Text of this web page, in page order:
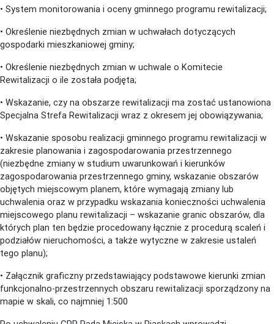
• System monitorowania i oceny gminnego programu rewitalizacji;
• Określenie niezbędnych zmian w uchwałach dotyczących
gospodarki mieszkaniowej gminy;
• Określenie niezbędnych zmian w uchwale o Komitecie
Rewitalizacji o ile została podjęta;
• Wskazanie, czy na obszarze rewitalizacji ma zostać ustanowiona
Specjalna Strefa Rewitalizacji wraz z okresem jej obowiązywania;
• Wskazanie sposobu realizacji gminnego programu rewitalizacji w
zakresie planowania i zagospodarowania przestrzennego
(niezbędne zmiany w studium uwarunkowań i kierunków
zagospodarowania przestrzennego gminy, wskazanie obszarów
objętych miejscowym planem, które wymagają zmiany lub
uchwalenia oraz w przypadku wskazania konieczności uchwalenia
miejscowego planu rewitalizacji – wskazanie granic obszarów, dla
których plan ten będzie procedowany łącznie z procedurą scaleń i
podziałów nieruchomości, a także wytyczne w zakresie ustaleń
tego planu);
• Załącznik graficzny przedstawiający podstawowe kierunki zmian
funkcjonalno-przestrzennych obszaru rewitalizacji sporządzony na
mapie w skali, co najmniej 1:500